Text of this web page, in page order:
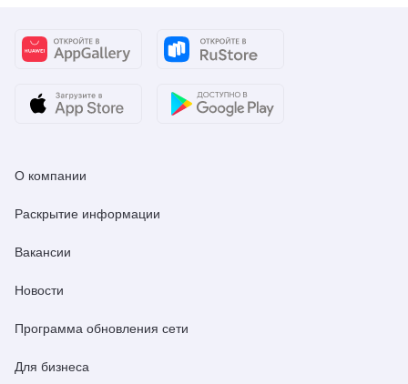
О компании
Раскрытие информации
Вакансии
Новости
Программа обновления сети
Для бизнеса